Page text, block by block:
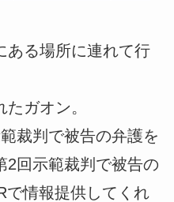
ある場所に連れて行
ガオン。
裁判で被告の弁護を
2回示範裁判で被告の
で情報提供してくれ